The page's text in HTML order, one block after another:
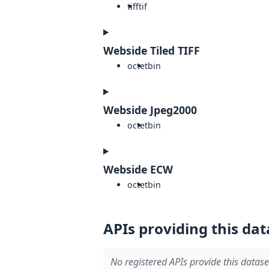
tifftif
Webside Tiled TIFF
octetbin
Webside Jpeg2000
octetbin
Webside ECW
octetbin
APIs providing this
No registered APIs provide this